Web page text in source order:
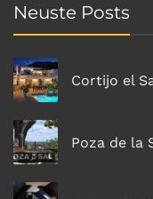
Neuste Posts
Cortijo el
Poza de la